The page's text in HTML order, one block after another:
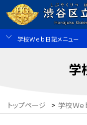
学校Ｗｅｂ日記メニュー
学
トップページ > 学校Ｗｅ